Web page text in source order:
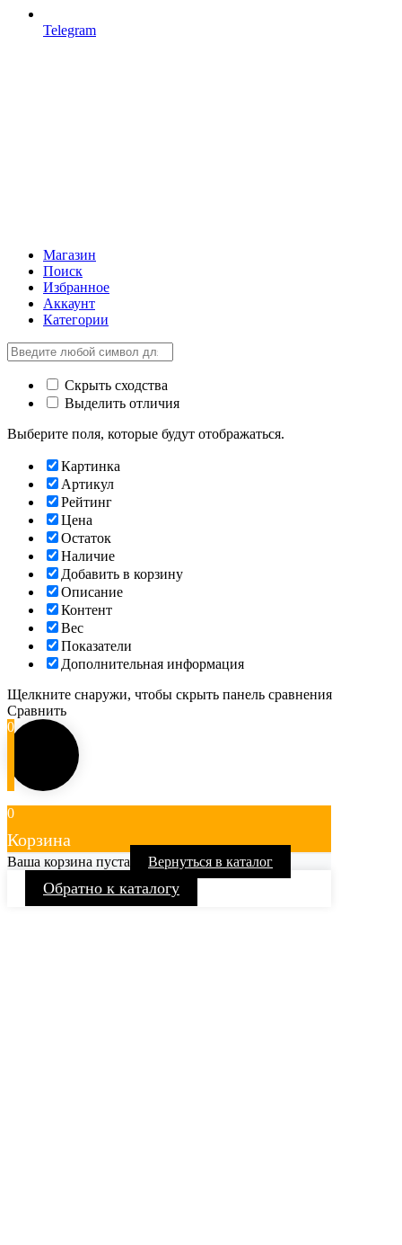
Telegram
Магазин
Поиск
Избранное
Аккаунт
Категории
Скрыть сходства
Выделить отличия
Выберите поля, которые будут отображаться.
Картинка
Артикул
Рейтинг
Цена
Остаток
Наличие
Добавить в корзину
Описание
Контент
Вес
Показатели
Дополнительная информация
Щелкните снаружи, чтобы скрыть панель сравнения
Сравнить
0
0
Корзина
Ваша корзина пуста Вернуться в каталог
Обратно к каталогу